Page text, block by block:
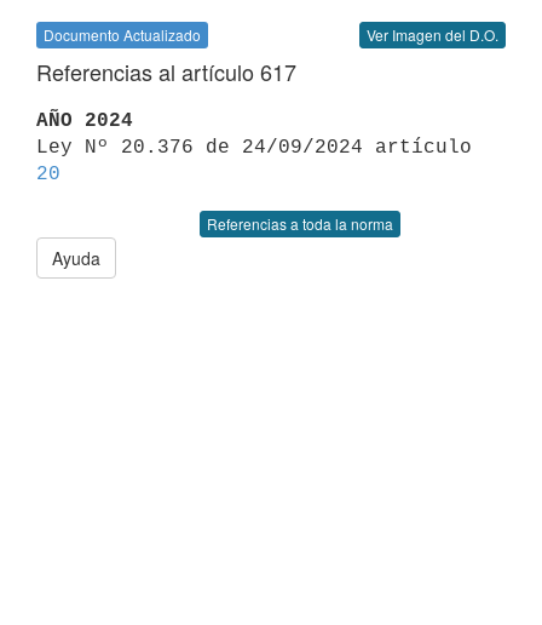
Documento Actualizado Ver Imagen del D.O.
Referencias al artículo 617
AÑO 2024
20
Referencias a toda la norma
Ayuda